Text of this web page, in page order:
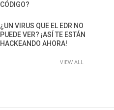
CÓDIGO?
¿UN VIRUS QUE EL EDR NO
PUEDE VER? ¡ASÍ TE ESTÁN
HACKEANDO AHORA!
VIEW ALL